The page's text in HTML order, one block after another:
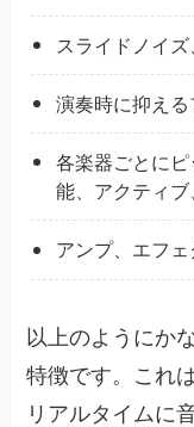
スライドノイ
演奏時に抑え
各楽器ごとに
能、アクティ
アンプ、エフ
以上のようにか
特徴です。これ
リアルタイムに